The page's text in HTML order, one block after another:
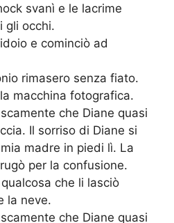
svanì e le lacrime
gli occhi.
e cominciò ad
rimasero senza fiato.
macchina fotografica.
che Diane quasi
Il sorriso di Diane si
madre in piedi lì. La
per la confusione.
che li lasciò
la neve.
che Diane quasi